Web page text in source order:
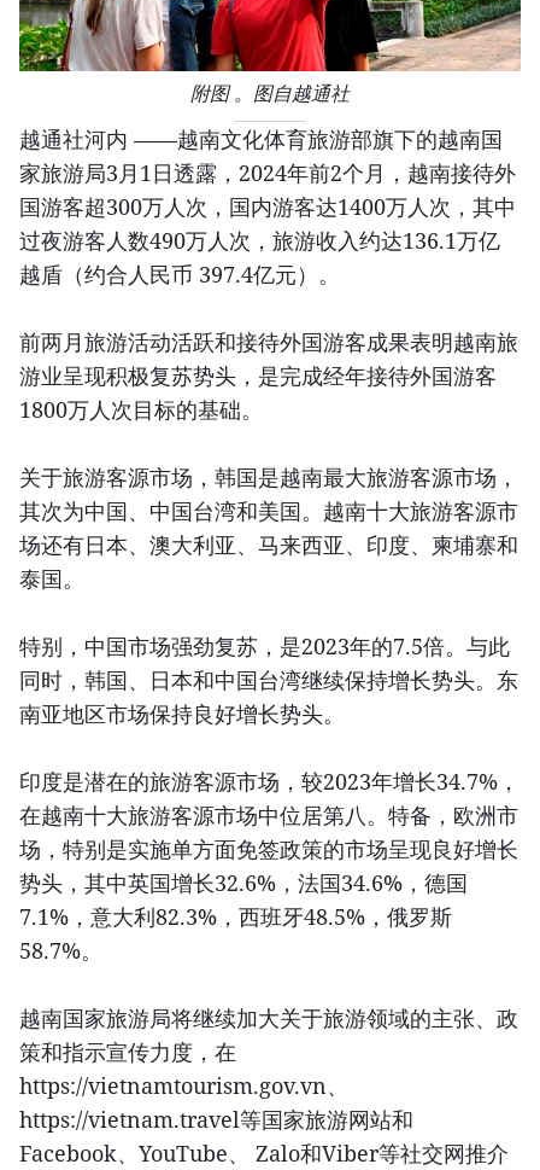
附图 。图自越通社
越通社河内 ——越南文化体育旅游部旗下的越南国
家旅游局3月1日透露，2024年前2个月，越南接待外
国游客超300万人次，国内游客达1400万人次，其中
过夜游客人数490万人次，旅游收入约达136.1万亿
越盾（约合人民币 397.4亿元）。
前两月旅游活动活跃和接待外国游客成果表明越南旅
游业呈现积极复苏势头，是完成经年接待外国游客
1800万人次目标的基础。
关于旅游客源市场，韩国是越南最大旅游客源市场，
其次为中国、中国台湾和美国。越南十大旅游客源市
场还有日本、澳大利亚、马来西亚、印度、柬埔寨和
泰国。
特别，中国市场强劲复苏，是2023年的7.5倍。与此
同时，韩国、日本和中国台湾继续保持增长势头。东
南亚地区市场保持良好增长势头。
印度是潜在的旅游客源市场，较2023年增长34.7%，
在越南十大旅游客源市场中位居第八。特备，欧洲市
场，特别是实施单方面免签政策的市场呈现良好增长
势头，其中英国增长32.6%，法国34.6%，德国
7.1%，意大利82.3%，西班牙48.5%，俄罗斯
58.7%。
越南国家旅游局将继续加大关于旅游领域的主张、政
策和指示宣传力度，在
https://vietnamtourism.gov.vn、
https://vietnam.travel等国家旅游网站和
Facebook、YouTube、 Zalo和Viber等社交网推介